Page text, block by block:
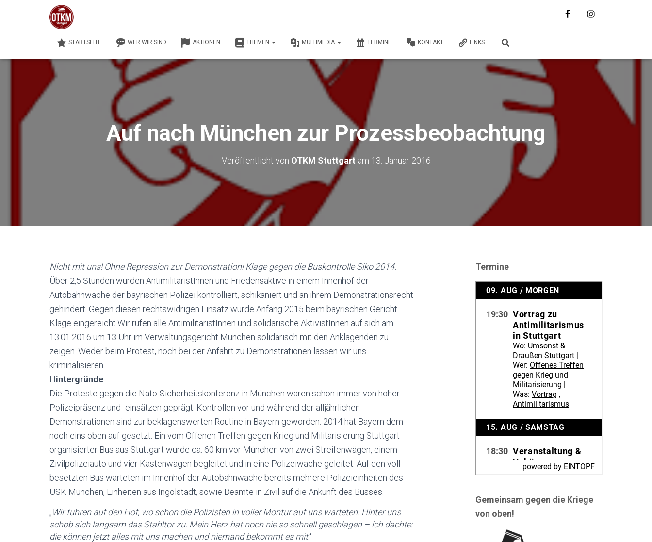
STARTSEITE WER WIR SIND AKTIONEN THEMEN MULTIMEDIA TERMINE KONTAKT LINKS
Auf nach München zur Prozessbeobachtung
Veröffentlicht von OTKM Stuttgart am 13. Januar 2016
Nicht mit uns! Ohne Repression zur Demonstration! Klage gegen die Buskontrolle Siko 2014.
Über 2,5 Stunden wurden AntimilitaristInnen und Friedensaktive in einem Innenhof der
Autobahnwache der bayrischen Polizei kontrolliert, schikaniert und an ihrem Demonstrationsrecht
gehindert. Gegen diesen rechtswidrigen Einsatz wurde Anfang 2015 beim bayrischen Gericht
Klage eingereicht.Wir rufen alle AntimilitaristInnen und solidarische AktivistInnen auf sich am
13.01.2016 um 13 Uhr im Verwaltungsgericht München solidarisch mit den Anklagenden zu
zeigen. Weder beim Protest, noch bei der Anfahrt zu Demonstrationen lassen wir uns
kriminalisieren.
Hintergründe:
Die Proteste gegen die Nato-Sicherheitskonferenz in München waren schon immer von hoher
Polizeipräsenz und -einsätzen geprägt. Kontrollen vor und während der alljährlichen
Demonstrationen sind zur beklagenswerten Routine in Bayern geworden. 2014 hat Bayern dem
noch eins oben auf gesetzt: Ein vom Offenen Treffen gegen Krieg und Militarisierung Stuttgart
organisierter Bus aus Stuttgart wurde ca. 60 km vor München von zwei Streifenwägen, einem
Zivilpolizeiauto und vier Kastenwägen begleitet und in eine Polizeiwache geleitet. Auf den voll
besetzten Bus warteten im Innenhof der Autobahnwache bereits mehrere Polizeieinheiten des
USK München, Einheiten aus Ingolstadt, sowie Beamte in Zivil auf die Ankunft des Busses.
„Wir fuhren auf den Hof, wo schon die Polizistenin voller Monturauf uns warteten. Hinter uns
schob sich langsam das Stahltor zu. Mein Herz hat noch nie so schnell geschlagen – ich dachte:
die können jetzt alles mit uns machen und niemand bekommt es mit.“
Termine
Gemeinsam gegen die Kriege
von oben!